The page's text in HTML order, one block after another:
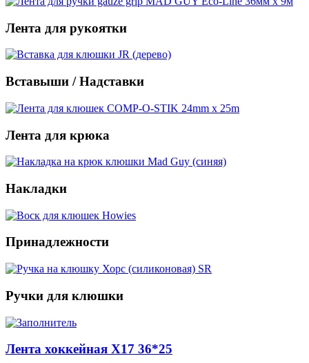
Лента для рукоятки
Вставыши / Надставки
Лента для крюка
Накладки
Принадлежности
Ручки для клюшки
Лента хоккейная Х17 36*25